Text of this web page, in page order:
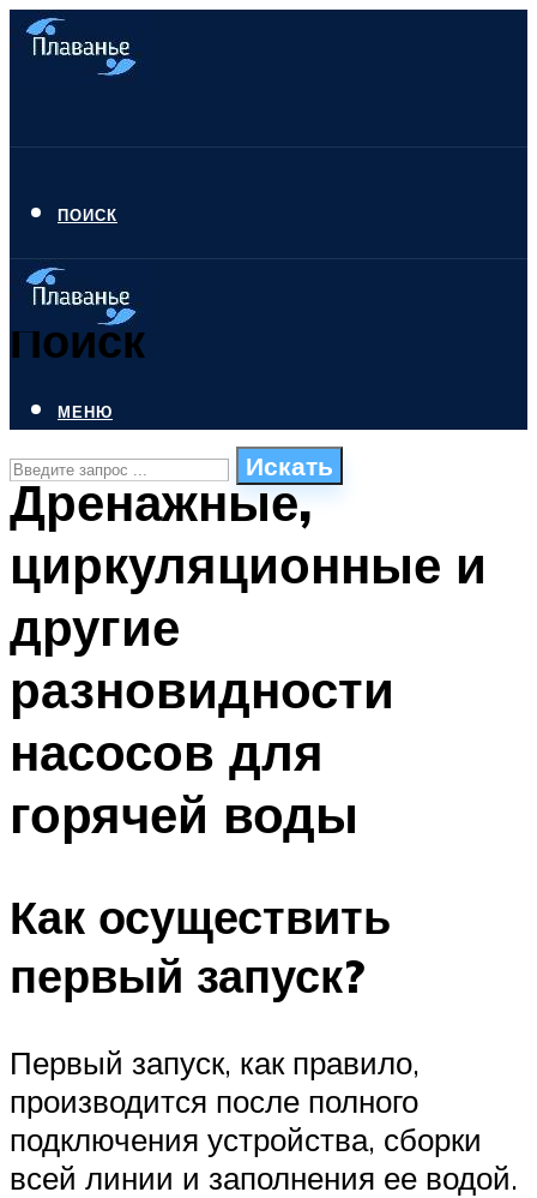
ПОИСК
Поиск
Искать
ПЛАВАНЬЕ ДЛЯ ДЕТЕЙ
БАССЕЙН ДЛЯ ДОМА
МЕНЮ
МЕНЮ
Дренажные,
циркуляционные и
другие
разновидности
насосов для
горячей воды
Как осуществить
первый запуск?
Первый запуск, как правило,
производится после полного
подключения устройства, сборки
всей линии и заполнения ее водой.